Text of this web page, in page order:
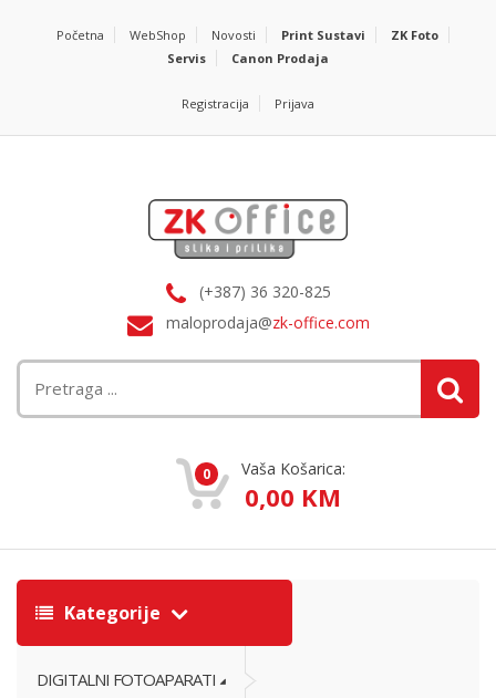
Početna WebShop Novosti Print Sustavi
ZK Foto
Servis
Canon Prodaja
Registracija Prijava
(+387) 36 320-825
maloprodaja@zk-office.com
0 Vaša Košarica:
0,00 KM
Kategorije
DIGITALNI FOTOAPARATI